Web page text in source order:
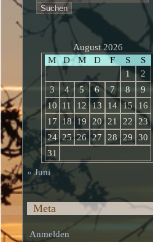
nach:
August 2026
M
D M D F S
S
1
2
3
4 5 6 7 8
9
10
11 12 13 14 15
16
17
18 19 20 21 22
23
24 25 26 27 28 29
30
31
« Juni
Meta
Anmelden